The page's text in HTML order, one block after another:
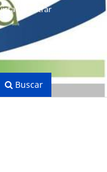
Buscar
Entrar